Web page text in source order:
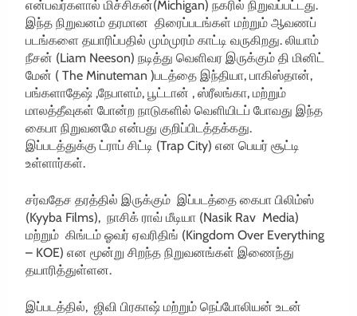
என்பவர்களால் மிச்சிகன்(Michigan) நகரில் நிறுவப்பட்டது.
இந்த நிறுவனம் தரமான திரைப்படங்கள் மற்றும் ஆவணப்
படங்களை தயாரிப்பதில் மும்முரம் காட்டி வருகிறது. லியாம்
நீசன் (Liam Neeson) நடித்து வெளிவர இருக்கும் தி மினிட்
மேன் ( The Minuteman )படத்தை இந்தியா, பாகிஸ்தான்,
பங்களாதேஷ் ,நேபாளம், பூட்டான் , ஸ்ரீலங்கா, மற்றும்
மாலத்தீவுகள் போன்ற நாடுகளில் வெளியிடப் போவது இந்த
கைபா நிறுவனமே என்பது குறிப்பிடத்தக்கது.
இப்படத்துக்கு ட்ராப் சிட்டி (Trap City) என பெயர் சூட்டி
உள்ளார்கள்.
சர்வதேச தரத்தில் இருக்கும் இப்படத்தை கைபா பிலிம்ஸ்
(Kyyba Films), நாசிக் ராவ் மீடியா (Nasik Rav Media)
மற்றும் கிங்டம் ஓவர் ஏவரிதிங் (Kingdom Over Everything
– KOE) என மூன்று சிறந்த நிறுவனங்கள் இணைந்து
தயாரித்துள்ளன.
இப்படத்தில், ஜிவி பிரகாஷ் மற்றும் நெப்போலியன் உடன்